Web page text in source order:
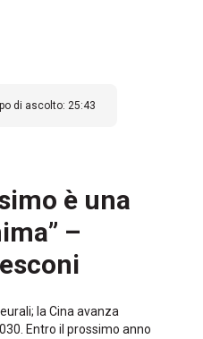
di ascolto: 25:43
è una
–
la Cina avanza
Entro il prossimo anno